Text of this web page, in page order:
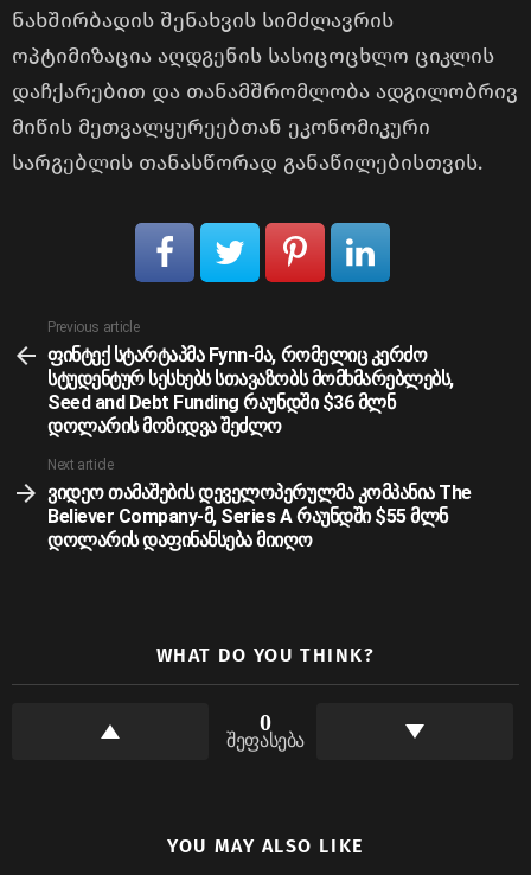
ნახშირბადის შენახვის სიმძლავრის
ოპტიმიზაცია აღდგენის სასიცოცხლო ციკლის
დაჩქარებით და თანამშრომლობა ადგილობრივ
მიწის მეთვალყურეებთან ეკონომიკური
სარგებლის თანასწორად განაწილებისთვის.
more
Previous article
ფინტექ სტარტაპმა Fynn-მა, რომელიც კერძო
სტუდენტურ სესხებს სთავაზობს მომხმარებლებს,
Seed and Debt Funding რაუნდში $36 მლნ
დოლარის მოზიდვა შეძლო
Next article
ვიდეო თამაშების დეველოპერულმა კომპანია The
Believer Company-მ, Series A რაუნდში $55 მლნ
დოლარის დაფინანსება მიიღო
WHAT DO YOU THINK?
0
შეფასება
YOU MAY ALSO LIKE